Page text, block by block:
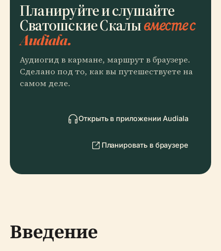
Планируйте и слушайте
Сватошские Скалывместе с
Audiala.
Аудиогид в кармане, маршрут в браузере.
Сделано под то, как вы путешествуете на
самом деле.
Открыть в приложении Audiala
Планировать в браузере
Введение